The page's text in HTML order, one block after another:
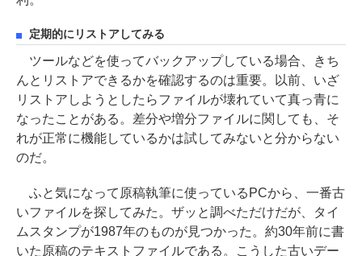
定期的にリストアしてみる
ツールなどを使ってバックアップしている場合、きち
んとリストアできるかを確認するのは重要。以前、いざ
リストアしようとしたらファイルが壊れていて真っ青に
なったことがある。差分や増分ファイルに関しても、そ
れが正常に機能しているかは試してみないと分からない
のだ。
ふと気になって原稿執筆に使っているPCから、一番古
いファイルを探してみた。ザッと調べただけだが、タイ
ムスタンプが1987年のものが見つかった。約30年前に書
いた原稿のテキストファイルである。こうした古いデー